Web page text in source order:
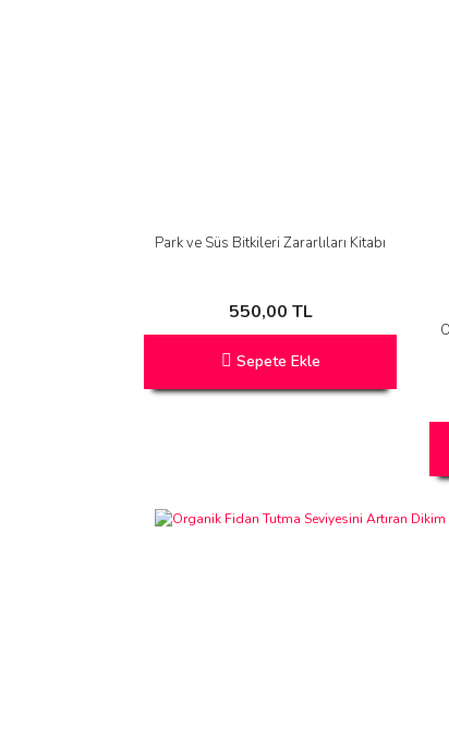
Park ve Süs Bitkileri Zararlıları Kitabı
550,00 TL
Sepete Ekle